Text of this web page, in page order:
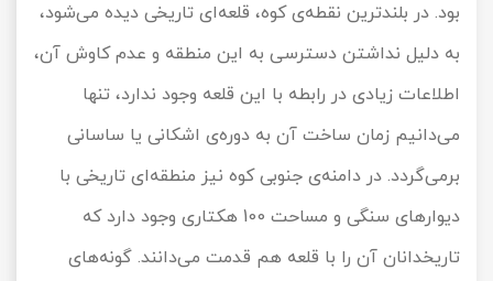
بود. در بلندترین نقطه‌ی کوه، قلعه‌ای تاریخی دیده می‌شود،
به دلیل نداشتن دسترسی به این منطقه و عدم کاوش آن،
اطلاعات زیادی در رابطه با این قلعه وجود ندارد، تنها
می‌دانیم زمان ساخت آن به دوره‌ی اشکانی یا ساسانی
برمی‌گردد. در دامنه‌ی جنوبی کوه نیز منطقه‌ای تاریخی با
دیوارهای سنگی و مساحت 100 هکتاری وجود دارد که
تاریخدانان آن را با قلعه هم قدمت می‌دانند. گونه‌های